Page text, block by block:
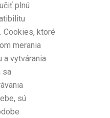
plnú
Cookies, ktoré
merania
a vytvárania
sa
sú